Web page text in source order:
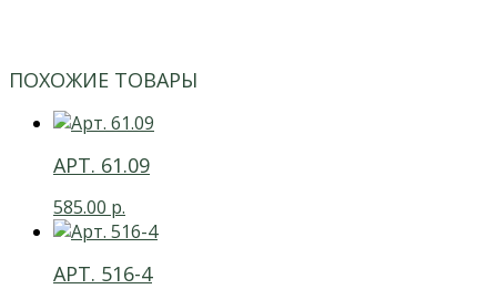
ПОХОЖИЕ ТОВАРЫ
АРТ. 61.09
585.00 р.
АРТ. 516-4